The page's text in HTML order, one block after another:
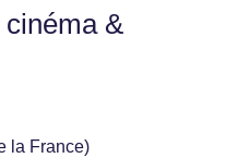
&
la France)